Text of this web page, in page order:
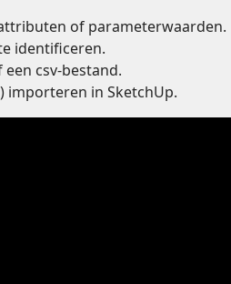
of parameterwaarden.
identificeren.
een csv-bestand.
importeren in SketchUp.